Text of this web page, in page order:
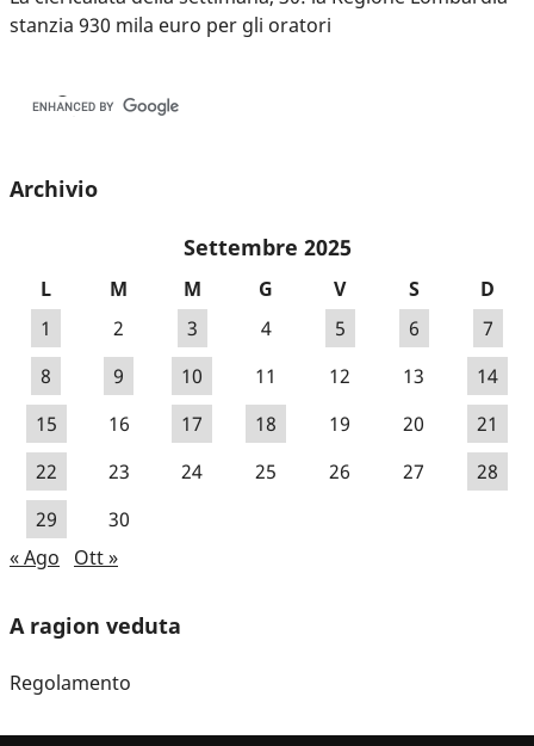
stanzia 930 mila euro per gli oratori
Archivio
Settembre 2025
L M M G V S
D
1
2 3 4 5 6
7
8
9 10 11 12 13
14
15
16 17 18 19 20
21
22
23 24 25 26 27
28
29
30
« Ago
Ott »
A ragion veduta
Regolamento